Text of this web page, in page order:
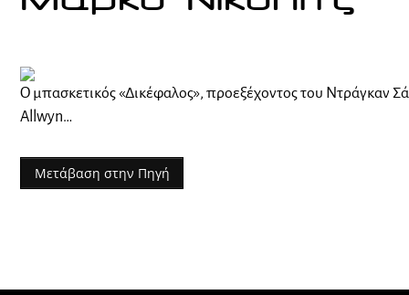
Ο μπασκετικός «Δικέφαλος», προεξέχοντος του Ντράγκαν
Allwyn…
Μετάβαση στην Πηγή